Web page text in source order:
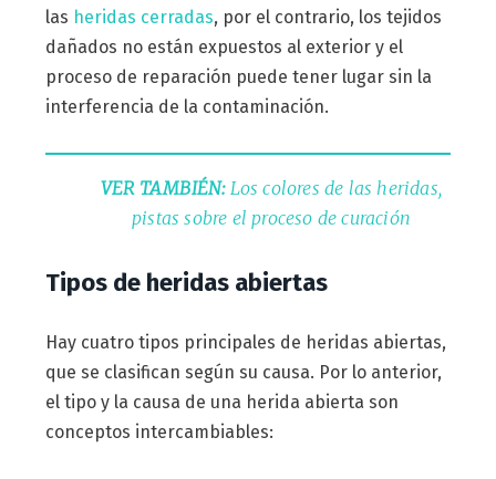
las heridas cerradas, por el contrario, los tejidos
dañados no están expuestos al exterior y el
proceso de reparación puede tener lugar sin la
interferencia de la contaminación.
VER TAMBIÉN: Los colores de las heridas,
pistas sobre el proceso de curación
Tipos de heridas abiertas
Hay cuatro tipos principales de heridas abiertas,
que se clasifican según su causa. Por lo anterior,
el tipo y la causa de una herida abierta son
conceptos intercambiables: